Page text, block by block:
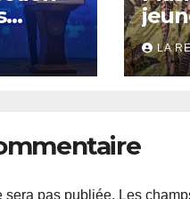
sa
un
LA
sera pas publiée. Les